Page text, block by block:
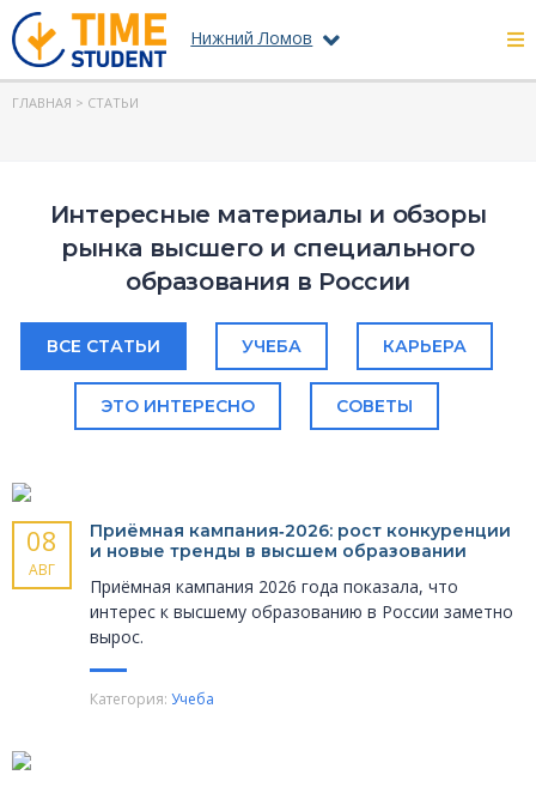
Нижний Ломов
ГЛАВНАЯ > СТАТЬИ
Интересные материалы и обзоры
рынка высшего и специального
образования в России
ВСЕ СТАТЬИ УЧЕБА КАРЬЕРА
ЭТО ИНТЕРЕСНО СОВЕТЫ
08
АВГ
Приёмная кампания‑2026: рост конкуренции
и новые тренды в высшем образовании
Приёмная кампания 2026 года показала, что
интерес к высшему образованию в России заметно
вырос.
Категория: Учеба